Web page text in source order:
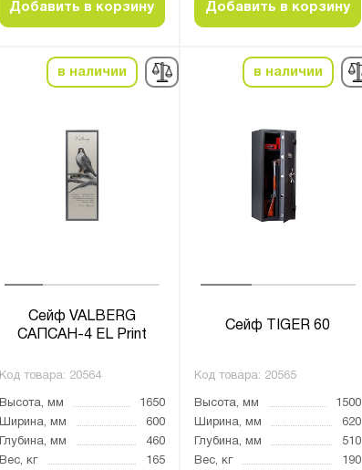
Добавить в корзину Добавить в корзину
в наличии
Сейф VALBERG
САПСАН-4 EL Print
Код товара: 20564
Высота, мм
1650
Ширина, мм
600
Глубина, мм
460
Вес, кг
165
в наличии
Сейф TIGER 60
Код товара: 20565
Высота, мм
1500
Ширина, мм
620
Глубина, мм
510
Вес, кг
190